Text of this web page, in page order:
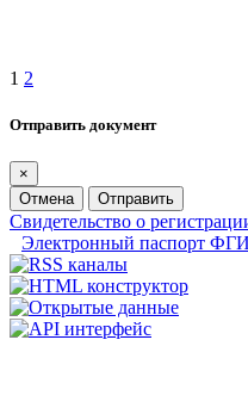
1 2
Отправить документ
×
Отмена
Отправить
Свидетельство о
Электронный паспорт